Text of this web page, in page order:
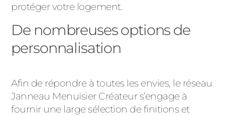
protéger votre logement.
De nombreuses options de
personnalisation
Afin de répondre à toutes les envies, le réseau
Janneau Menuisier Créateur s’engage à
fournir une large sélection de finitions et